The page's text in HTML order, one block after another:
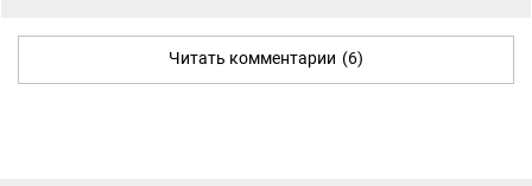
Читать комментарии (6)